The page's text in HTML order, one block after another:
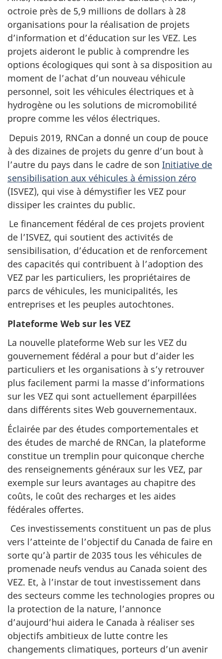
octroie près de 5,9 millions de dollars à 28
organisations pour la réalisation de projets
d’information et d’éducation sur les VEZ. Les
projets aideront le public à comprendre les
options écologiques qui sont à sa disposition au
moment de l’achat d’un nouveau véhicule
personnel, soit les véhicules électriques et à
hydrogène ou les solutions de micromobilité
propre comme les vélos électriques.
Depuis 2019, RNCan a donné un coup de pouce
à des dizaines de projets du genre d’un bout à
l’autre du pays dans le cadre de son Initiative de
sensibilisation aux véhicules à émission zéro
(ISVEZ), qui vise à démystifier les VEZ pour
dissiper les craintes du public.
Le financement fédéral de ces projets provient
de l’ISVEZ, qui soutient des activités de
sensibilisation, d’éducation et de renforcement
des capacités qui contribuent à l’adoption des
VEZ par les particuliers, les propriétaires de
parcs de véhicules, les municipalités, les
entreprises et les peuples autochtones.
Plateforme Web sur les VEZ
La nouvelle plateforme Web sur les VEZ du
gouvernement fédéral a pour but d’aider les
particuliers et les organisations à s’y retrouver
plus facilement parmi la masse d’informations
sur les VEZ qui sont actuellement éparpillées
dans différents sites Web gouvernementaux.
Éclairée par des études comportementales et
des études de marché de RNCan, la plateforme
constitue un tremplin pour quiconque cherche
des renseignements généraux sur les VEZ, par
exemple sur leurs avantages au chapitre des
coûts, le coût des recharges et les aides
fédérales offertes.
Ces investissements constituent un pas de plus
vers l’atteinte de l’objectif du Canada de faire en
sorte qu’à partir de 2035 tous les véhicules de
promenade neufs vendus au Canada soient des
VEZ. Et, à l’instar de tout investissement dans
des secteurs comme les technologies propres ou
la protection de la nature, l’annonce
d’aujourd’hui aidera le Canada à réaliser ses
objectifs ambitieux de lutte contre les
changements climatiques, porteurs d’un avenir